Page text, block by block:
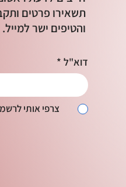
תשאירו פרטים
והטיפים ישר למייל.
דוא"ל
צרפי אותי